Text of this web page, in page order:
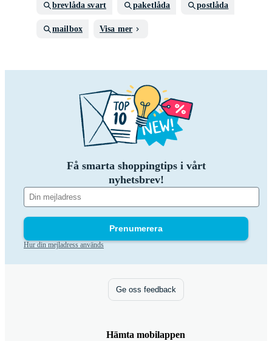
brevlåda svart paketlåda postlåda
mailbox Visa mer
Få smarta shoppingtips i vårt
nyhetsbrev!
Prenumerera
Hur din mejladress används
Ge oss feedback
Hämta mobilappen